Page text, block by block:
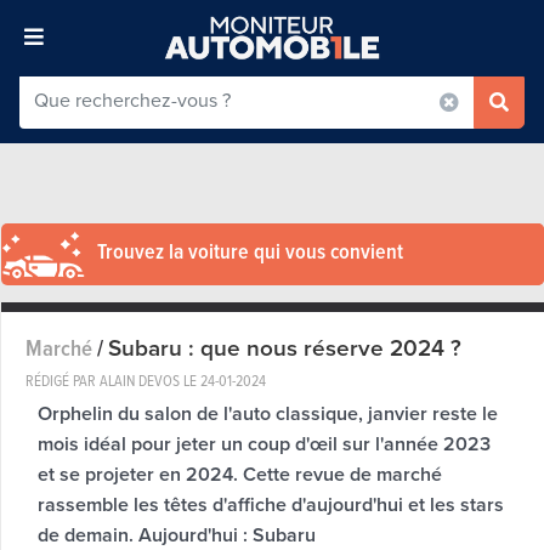
Trouvez la voiture qui vous convient
Marché/Subaru : que nous réserve 2024 ?
RÉDIGÉ PAR ALAIN DEVOS LE 24-01-2024
Orphelin du salon de l'auto classique, janvier reste le
mois idéal pour jeter un coup d'œil sur l'année 2023
et se projeter en 2024. Cette revue de marché
rassemble les têtes d'affiche d'aujourd'hui et les stars
de demain. Aujourd'hui : Subaru